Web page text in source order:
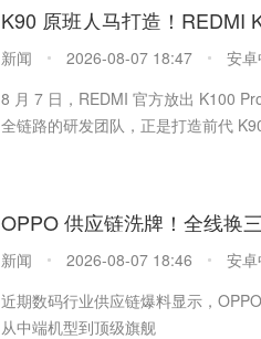
新闻 2026-08-07 18:47
安
8 月 7 日，REDMI 官方放出 K100
全链路的研发团队，正是打造前代
新闻 2026-08-07 18:46
安
近期数码行业供应链爆料显示，
从中端机型到顶级旗舰